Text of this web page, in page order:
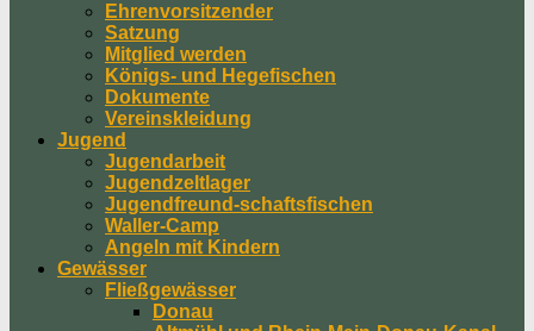
Ehrenvorsitzender
Satzung
Mitglied werden
Königs- und Hegefischen
Dokumente
Vereinskleidung
Jugend
Jugendarbeit
Jugendzeltlager
Jugendfreund-schaftsfischen
Waller-Camp
Angeln mit Kindern
Gewässer
Fließgewässer
Donau